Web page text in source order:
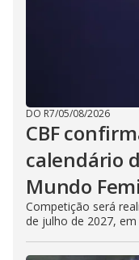
DO R7/05/08/2026
CBF
calendário
Mundo
Competição será
de julho de 2027,